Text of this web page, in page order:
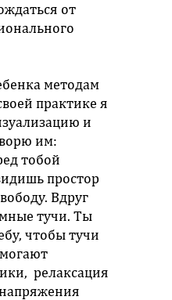
от
методам
практике я
и
им:
тобой
простор
Вдруг
тучи. Ты
чтобы тучи
релаксация